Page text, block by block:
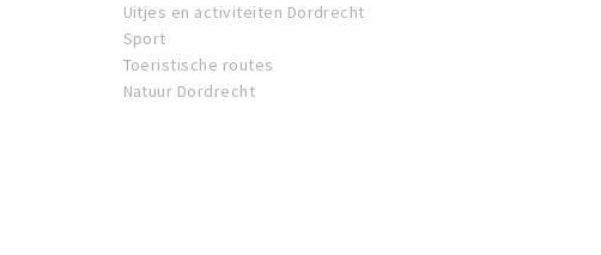
Uitjes en activiteiten Dordrecht
Sport
Toeristische routes
Natuur Dordrecht